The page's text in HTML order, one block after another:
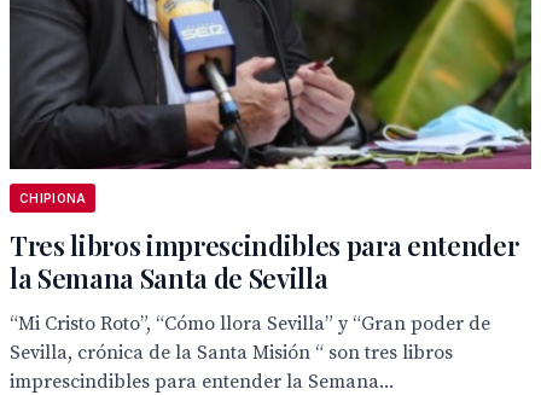
CHIPIONA
Tres libros imprescindibles para entender
la Semana Santa de Sevilla
“Mi Cristo Roto”, “Cómo llora Sevilla” y “Gran poder de
Sevilla, crónica de la Santa Misión “ son tres libros
imprescindibles para entender la Semana...